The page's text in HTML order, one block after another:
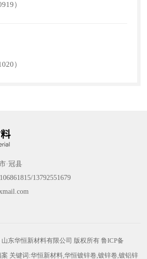
）
）
·冠县
13792551679
山东华恒新材料有限公司 版权所有 鲁ICP备
案 关键词:华恒新材料,华恒镀锌卷,镀锌卷,镀铝锌